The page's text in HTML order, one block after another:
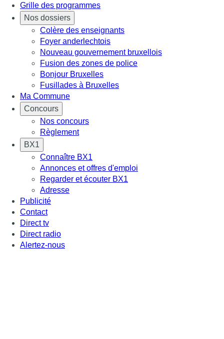
Grille des programmes
Nos dossiers
Colère des enseignants
Foyer anderlechtois
Nouveau gouvernement bruxellois
Fusion des zones de police
Bonjour Bruxelles
Fusillades à Bruxelles
Ma Commune
Concours
Nos concours
Règlement
BX1
Connaître BX1
Annonces et offres d'emploi
Regarder et écouter BX1
Adresse
Publicité
Contact
Direct tv
Direct radio
Alertez-nous